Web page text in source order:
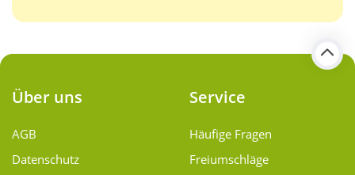
Über uns
AGB
Datenschutz
Service
Häufige Fragen
Freiumschläge